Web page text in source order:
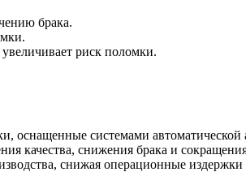
брака.
риск поломки.
оснащенные системами
качества, снижения брака и
снижая операционные издержки